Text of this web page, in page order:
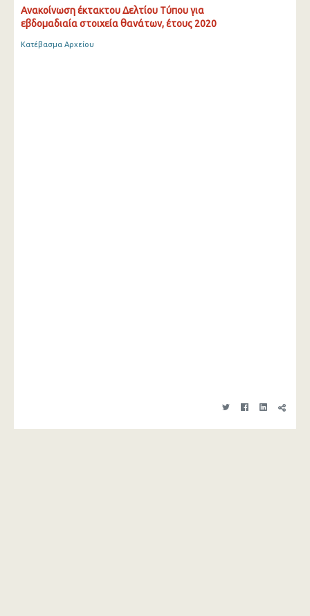
Ανακοίνωση έκτακτου Δελτίου Τύπου για
εβδομαδιαία στοιχεία θανάτων, έτους 2020
Κατέβασμα Αρχείου